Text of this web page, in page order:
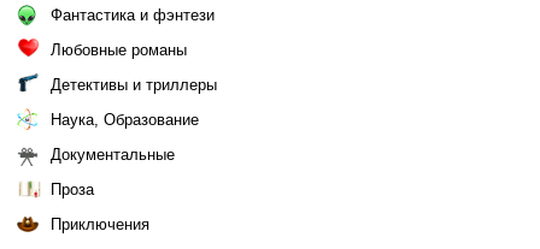
Фантастика и фэнтези
Любовные романы
Детективы и триллеры
Наука, Образование
Документальные
Проза
Приключения